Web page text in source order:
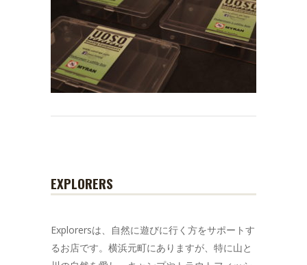
EXPLORERS
Explorersは、自然に遊びに行く方をサポートす
るお店です。横浜元町にありますが、特に山と